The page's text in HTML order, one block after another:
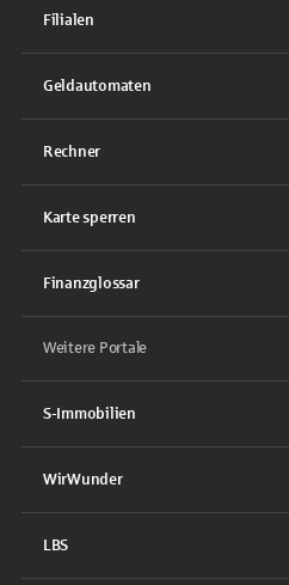
Filialen
Geldautomaten
Rechner
Karte sperren
Finanzglossar
Weitere Portale
S-Immobilien
WirWunder
LBS